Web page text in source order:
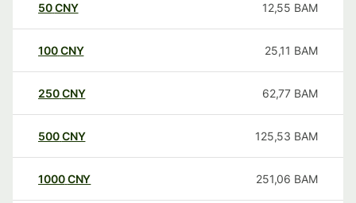
50CNY 12,55 BAM
100CNY 25,11 BAM
250CNY 62,77 BAM
500CNY 125,53 BAM
1000CNY 251,06 BAM